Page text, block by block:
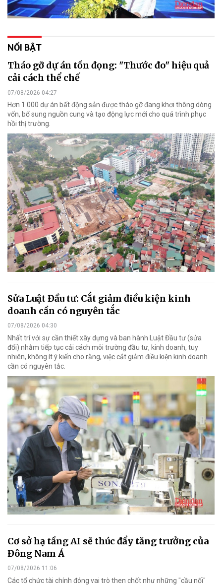
NỔI BẬT
Tháo gỡ dự án tồn đọng: "Thước đo" hiệu quả
cải cách thể chế
07/08/2026 04:27
Hơn 1.000 dự án bất động sản được tháo gỡ đang khơi thông dòng
vốn, bổ sung nguồn cung và tạo động lực mới cho quá trình phục
hồi thị trường.
Sửa Luật Đầu tư: Cắt giảm điều kiện kinh
doanh cần có nguyên tắc
07/08/2026 04:30
Nhất trí với sự cần thiết xây dựng và ban hành Luật Đầu tư (sửa
đổi) nhằm tiếp tục cải cách môi trường đầu tư, kinh doanh, tuy
nhiên, không ít ý kiến cho rằng, việc cắt giảm điều kiện kinh doanh
cần có nguyên tắc.
Cơ sở hạ tầng AI sẽ thúc đẩy tăng trưởng của
Đông Nam Á
07/08/2026 11:06
Các tổ chức tài chính đóng vai trò then chốt như những "cầu nối"